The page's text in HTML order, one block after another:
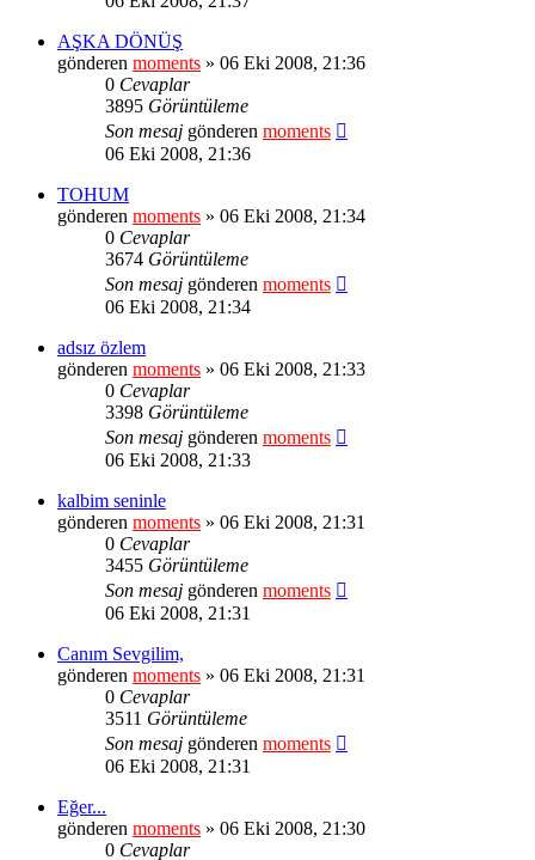
AŞKA DÖNÜŞ
gönderen moments » 06 Eki 2008, 21:36
0 Cevaplar
3895 Görüntüleme
Son mesaj gönderen moments
06 Eki 2008, 21:36
TOHUM
gönderen moments » 06 Eki 2008, 21:34
0 Cevaplar
3674 Görüntüleme
Son mesaj gönderen moments
06 Eki 2008, 21:34
adsız özlem
gönderen moments » 06 Eki 2008, 21:33
0 Cevaplar
3398 Görüntüleme
Son mesaj gönderen moments
06 Eki 2008, 21:33
kalbim seninle
gönderen moments » 06 Eki 2008, 21:31
0 Cevaplar
3455 Görüntüleme
Son mesaj gönderen moments
06 Eki 2008, 21:31
Canım Sevgilim,
gönderen moments » 06 Eki 2008, 21:31
0 Cevaplar
3511 Görüntüleme
Son mesaj gönderen moments
06 Eki 2008, 21:31
Eğer...
gönderen moments » 06 Eki 2008, 21:30
0 Cevaplar